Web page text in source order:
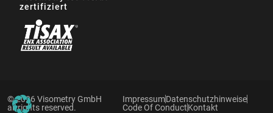
zertifiziert
© 2026 Visometry GmbH
all rights reserved.
ImpressumDatenschutzhinweise
Code Of ConductKontakt